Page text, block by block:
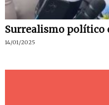
Surrealismo político
14/01/2025